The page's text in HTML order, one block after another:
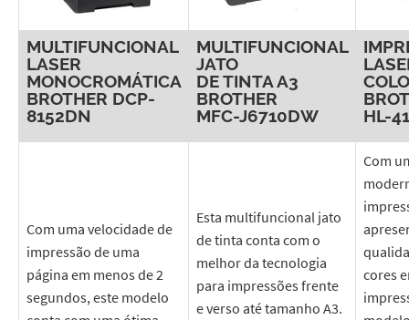
MULTIFUNCIONAL
LASER
MONOCROMÁTICA
BROTHER DCP-
8152DN
MULTIFUNCIONAL
JATO
DE TINTA A3
BROTHER
MFC-J6710DW
HL-
Com uma velocidade de
impressão de uma
página em menos de 2
segundos, este modelo
Esta multifuncional jato
de tinta conta com o
melhor da tecnologia
para impressões frente
e verso até tamanho A3.
Com
cores